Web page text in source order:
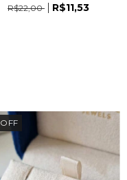
R$22,00
R$11,53
OFF